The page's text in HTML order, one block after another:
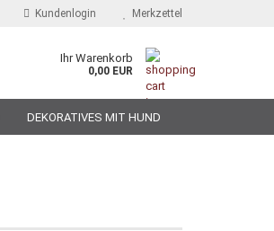
Kundenlogin Merkzettel
Ihr Warenkorb
0,00 EUR
DEKORATIVES MIT HUND